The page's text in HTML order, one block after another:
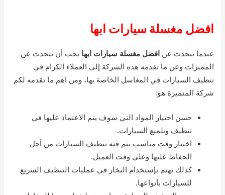
افضل مغسلة سيارات ابها
عندما تتحدث عنافضل مغسلة سيارات ابها يجب أن نتحدث عن
المميزات وعن ما تقدمه هذه الشركة إلى العملاء الكرام في
تنظيف السيارات في المغاسل الخاصة بها، ومن اهم ما تقدمه لكم
شركة المتميزة هو:
حسن اختيار المواد التي سوف يتم الاعتماد عليها في
تنظيف وتلميع السيارات.
اختيار وقت مناسب يتم فيه تنظيف السيارات من أجل
الحفاظ عليها وعلي وقت العميل.
كذلك نهتم بإستخدام البخار في عمليات التنظيف السريع
للسيارات بأنواعها.